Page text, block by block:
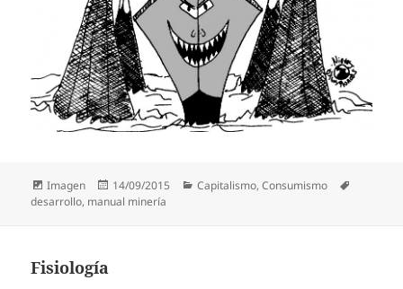
Formato
Imagen
Publicado
el
14/09/2015 Categorías
Capitalismo,Consumismo
desarrollo, manual minería
Fisiología